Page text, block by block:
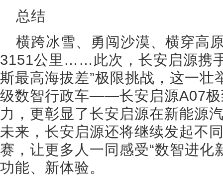
总结
横跨冰雪、勇闯沙漠、横穿高
3151公里……此次，长安启源携
斯最高海拔差”极限挑战，这一壮
级数智行政车——长安启源A07极
力，更彰显了长安启源在新能源
未来，长安启源还将继续发起不
赛，让更多人一同感受“数智进化
功能、新体验。